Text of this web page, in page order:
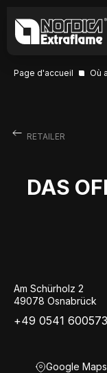
Page d'accueil Où
RETAILER
DAS
Am Schürholz 2
49078 Osnabrück
+49 0541
Google Maps